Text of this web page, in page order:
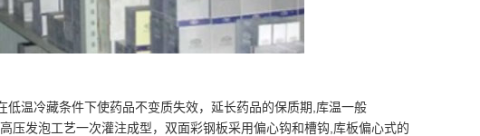
温冷藏条件下使药品不变质失效，延长药品的保质期,库温一般
发泡工艺一次灌注成型，双面彩钢板采用偏心钩和槽钩,库板偏心式的